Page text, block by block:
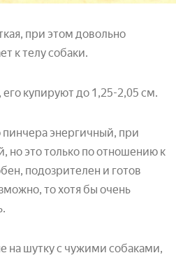
при этом довольно
к телу собаки.
его купируют до 1,25-2,05 см.
пинчера энергичный, при
но это только по отношению к
подозрителен и готов
то хотя бы очень
на шутку с чужими собаками,